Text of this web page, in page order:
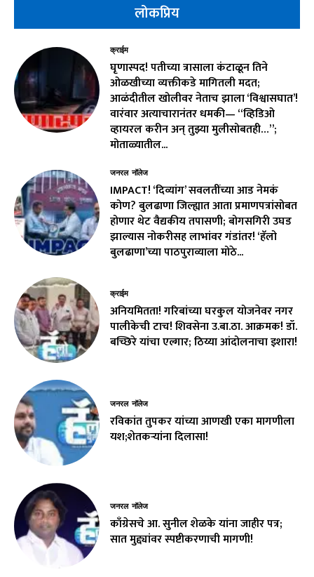
लोकप्रिय
क्राईम
घृणास्पद! पतीच्या त्रासाला कंटाळून तिने
ओळखीच्या व्यक्तीकडे मागितली मदत;
आळंदीतील खोलीवर नेताच झाला ‘विश्वासघात’!
वारंवार अत्याचारानंतर धमकी— “व्हिडिओ
व्हायरल करीन अन् तुझ्या मुलीसोबतही…”;
मोताळ्यातील...
जनरल नॉलेज
IMPACT! ‘दिव्यांग’ सवलतींच्या आड नेमकं
कोण? बुलढाणा जिल्ह्यात आता प्रमाणपत्रांसोबत
होणार थेट वैद्यकीय तपासणी; बोगसगिरी उघड
झाल्यास नोकरीसह लाभांवर गंडांतर! ‘हॅलो
बुलढाणा’च्या पाठपुराव्याला मोठे...
क्राईम
अनियमितता! गरिबांच्या घरकुल योजनेवर नगर
पालीकेची टाच! शिवसेना उ.बा.ठा. आक्रमक! डॉ.
बच्छिरे यांचा एल्गार; ठिय्या आंदोलनाचा इशारा!
जनरल नॉलेज
रविकांत तुपकर यांच्या आणखी एका मागणीला
यश;शेतकऱ्यांना दिलासा!
जनरल नॉलेज
काँग्रेसचे आ. सुनील शेळके यांना जाहीर पत्र;
सात मुद्द्यांवर स्पष्टीकरणाची मागणी!